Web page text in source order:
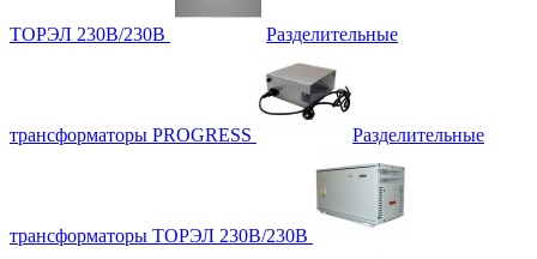
ТОРЭЛ 230В/230В Разделительные
трансформаторы PROGRESS Разделительные
трансформаторы ТОРЭЛ 230В/230В